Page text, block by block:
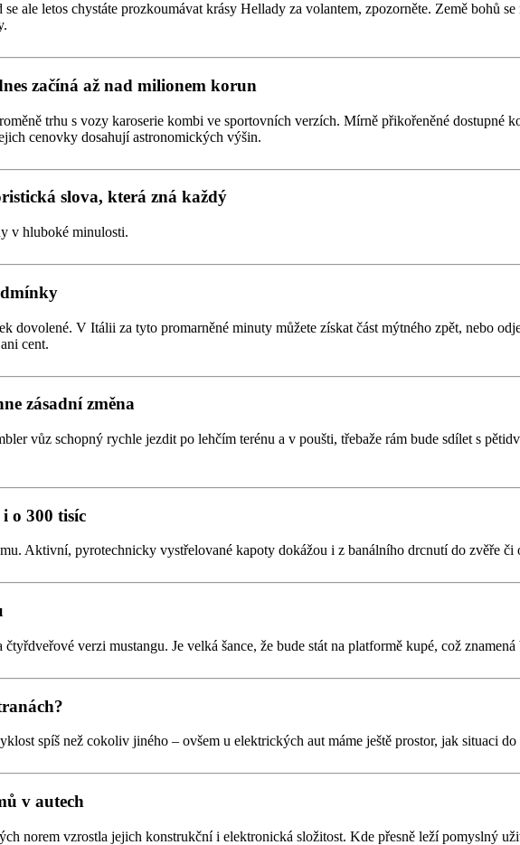
ale letos chystáte prozkoumávat krásy Hellady za volantem, zpozorněte. Země bohů
začíná až nad milionem korun
trhu s vozy karoserie kombi ve sportovních verzích. Mírně přikořeněné dostupné
cenovky dosahují astronomických výšin.
slova, která zná každý
v hluboké minulosti.
dovolené. V Itálii za tyto promarněné minuty můžete získat část mýtného zpět, nebo
cent.
zásadní změna
vůz schopný rychle jezdit po lehčím terénu a v poušti, třebaže rám bude sdílet s
o 300 tisíc
Aktivní, pyrotechnicky vystřelované kapoty dokážou i z banálního drcnutí do zvěře
verzi mustangu. Je velká šance, že bude stát na platformě kupé, což
spíš než cokoliv jiného – ovšem u elektrických aut máme ještě prostor, jak situaci
v autech
norem vzrostla jejich konstrukční i elektronická složitost. Kde přesně leží pomyslný